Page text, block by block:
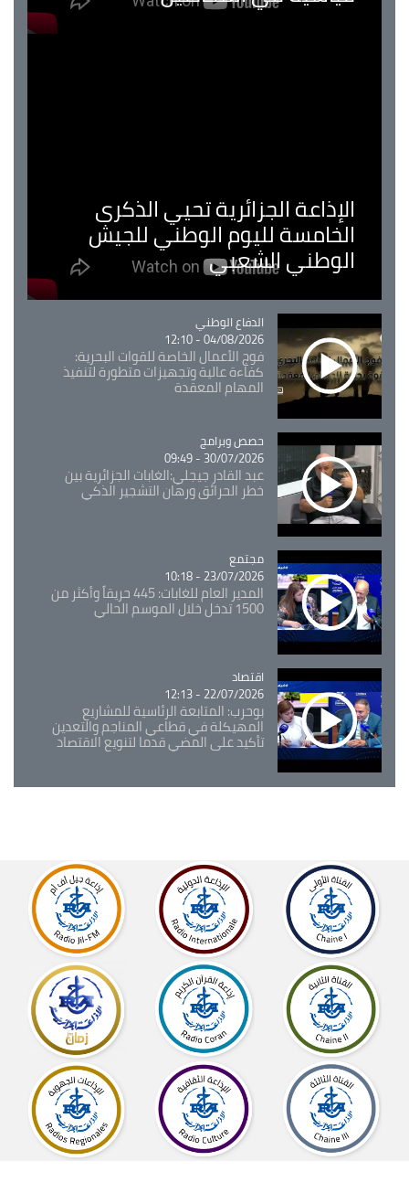
الإذاعة الجزائرية تحيي الذكرى
الخامسة لليوم الوطني للجيش
الوطني الشعبي
Catégorie
الدفاع الوطني
04/08/2026 - 12:10
فوج الأعمال الخاصة للقوات البحرية:
كفاءة عالية وتجهيزات متطورة لتنفيذ
المهام المعقدة
Catégorie
حصص وبرامج
30/07/2026 - 09:49
عبد القادر جيجلي:الغابات الجزائرية بين
خطر الحرائق ورهان التشجير الذكي
Catégorie
مجتمع
23/07/2026 - 10:18
المدير العام للغابات: 445 حريقاً وأكثر من
1500 تدخل خلال الموسم الحالي
Catégorie
اقتصاد
22/07/2026 - 12:13
بوحرب: المتابعة الرئاسية للمشاريع
المهيكلة في قطاعي المناجم والتعدين
تأكيد على المضي قدما لتنويع الاقتصاد